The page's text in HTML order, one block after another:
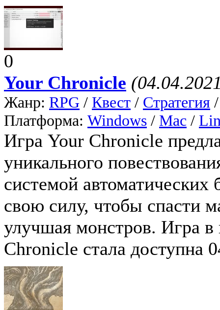
0
Your Chronicle
Жанр: RPG / Квест / Стратегия
Платформа: Windows / Mac /
Игра Your Chronicle
уникального
системой автоматических
свою силу, чтобы спасти
улучшая монстров. Игра
Chronicle стала доступна